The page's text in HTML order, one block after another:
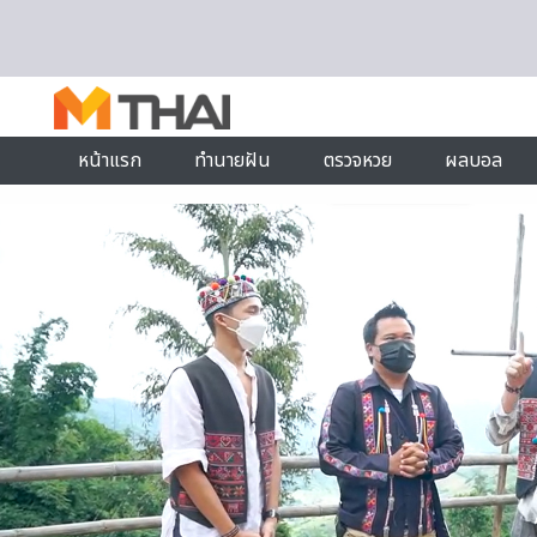
หน้าแรก ทำนายฝัน ตรวจหวย ผลบอล